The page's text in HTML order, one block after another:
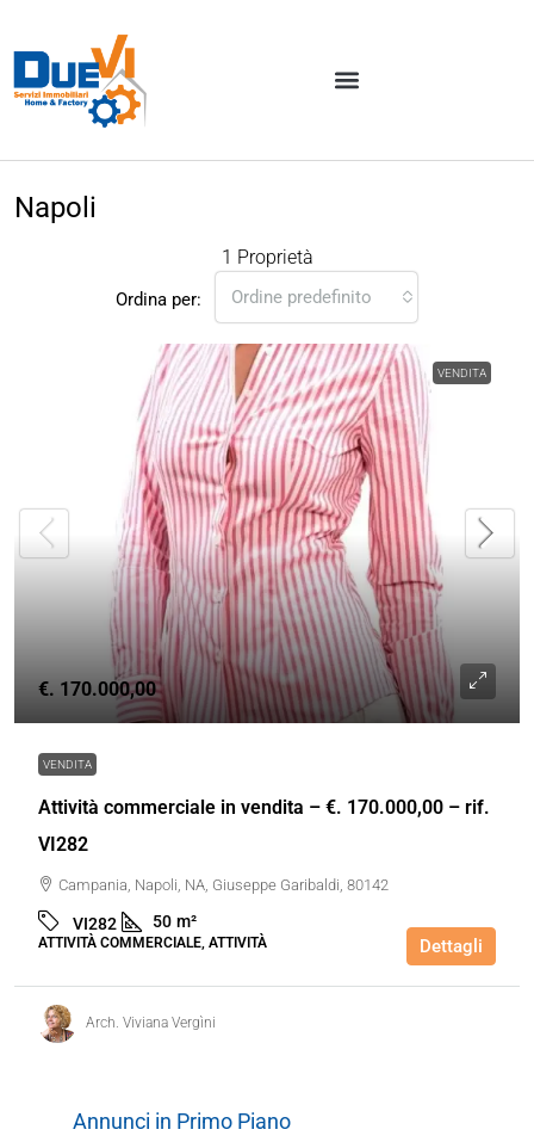
Napoli
1 Proprietà
Ordina per: Ordine predefinito
VENDITA
€. 170.000,00
VENDITA
Attività commerciale in vendita – €. 170.000,00 – rif.
VI282
Campania, Napoli, NA, Giuseppe Garibaldi, 80142
VI282 50 m²
ATTIVITÀ COMMERCIALE, ATTIVITÀ Dettagli
Arch. Viviana Vergìni
Annunci in Primo Piano